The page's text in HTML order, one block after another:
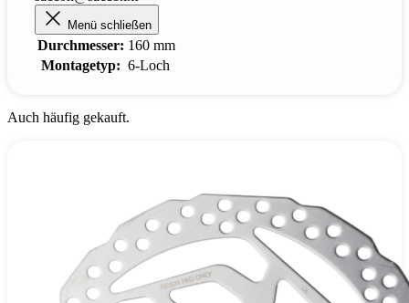
Menü schließen
Durchmesser: 160 mm
Montagetyp: 6-Loch
Auch häufig gekauft.